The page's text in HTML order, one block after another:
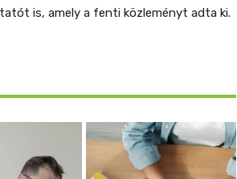
is, amely a fenti közleményt adta ki.